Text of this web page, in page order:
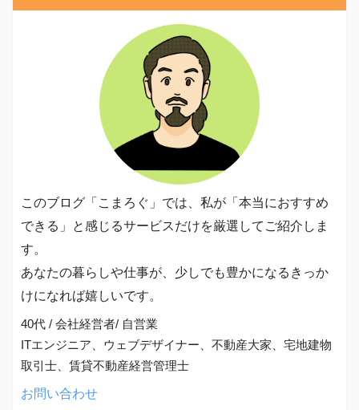
このブログ「こまろぐ」では、私が「本当におすすめ
できる」と感じるサービスだけを厳選してご紹介しま
す。
あなたの暮らしや仕事が、少しでも豊かになるきっか
けになれば嬉しいです。
40代 / 会社経営者/ 自営業
ITエンジニア、ウェブデザイナー、不動産大家、宅地建物
取引士、賃貸不動産経営管理士
お問い合わせ